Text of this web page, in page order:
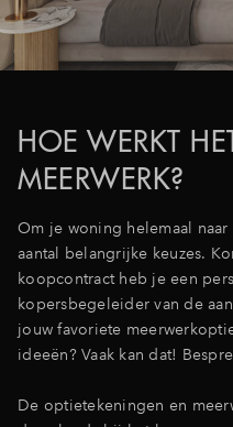
HOE WERKT
MEERWERK?
Om je woning helemaal
aantal belangrijke keuzes.
koopcontract heb je een
kopersbegeleider van de
jouw favoriete
ideeën? Vaak kan dat!
De optietekeningen en